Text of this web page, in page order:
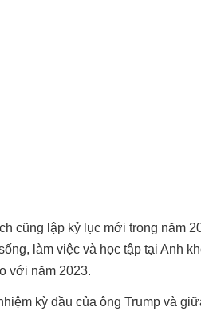
cũng lập kỷ lục mới trong năm
làm việc và học tập tại Anh
với năm 2023.
kỳ đầu của ông Trump và